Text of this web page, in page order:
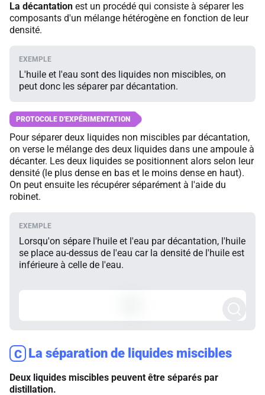
La décantation est un procédé qui consiste à séparer les
composants d'un mélange hétérogène en fonction de leur
densité.
L'huile et l'eau sont des liquides non miscibles, on
peut donc les séparer par décantation.
Pour séparer deux liquides non miscibles par décantation,
on verse le mélange des deux liquides dans une ampoule à
décanter. Les deux liquides se positionnent alors selon leur
densité (le plus dense en bas et le moins dense en haut).
On peut ensuite les récupérer séparément à l'aide du
robinet.
Lorsqu'on sépare l'huile et l'eau par décantation, l'huile
se place au-dessus de l'eau car la densité de l'huile est
inférieure à celle de l'eau.
C La séparation de liquides miscibles
Deux liquides miscibles peuvent être séparés par
distillation.